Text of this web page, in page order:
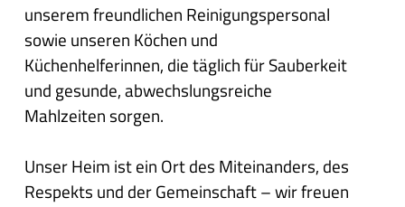
unserem freundlichen Reinigungspersonal
sowie unseren Köchen und
Küchenhelferinnen, die täglich für Sauberkeit
und gesunde, abwechslungsreiche
Mahlzeiten sorgen.
Unser Heim ist ein Ort des Miteinanders, des
Respekts und der Gemeinschaft – wir freuen